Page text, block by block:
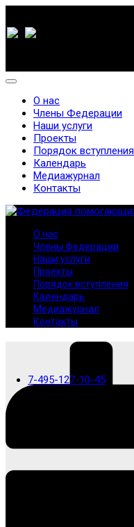
7-495-127-10-45
О нас
Члены Федерации
Наши услуги
Проекты
Порядок вступления
Календарь
Медиажурнал
Контакты
О нас
Члены Федерации
Наши услуги
Проекты
Порядок вступления
Календарь
Медиажурнал
Контакты